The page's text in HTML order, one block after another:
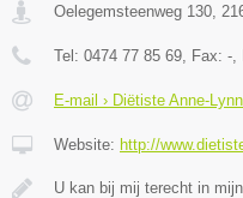
Oelegemsteenweg 130
Tel: 0474 77 85 69 , Fax: -
E-mail › Diëtiste Anne-
Website: http://
U kan bij mij terecht in